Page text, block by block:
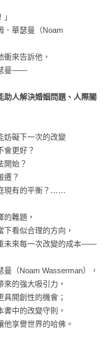
．華瑟曼（Noam
來告訴他，
瑟曼——
助人解決婚姻問題、人際關
妨礙下一次的改變
會更好？
開始？
遷？
現有的平衡？……
難題，
看似合理的方向，
未來每一次改變的成本——
（Noam Wasserman），
的強大吸引力，
開創性的機會；
中的改變守則，
享譽世界的哈佛。